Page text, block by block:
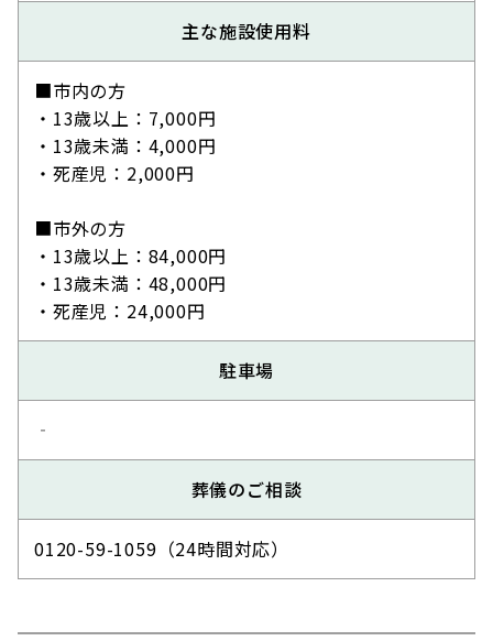
主な施設使用料
■市内の方
・13歳以上：7,000円
・13歳未満：4,000円
・死産児：2,000円
■市外の方
・13歳以上：84,000円
・13歳未満：48,000円
・死産児：24,000円
駐車場
‐
葬儀のご相談
0120-59-1059（24時間対応）